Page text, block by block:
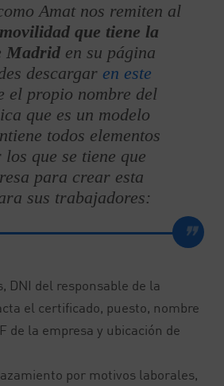
Amat nos remiten al
que tiene la
Madrid en su página
descargar en este
el propio nombre del
que es un modelo
todos elementos
que se tiene que
para crear esta
sus trabajadores:
DNI del responsable de la
el certificado, puesto, nombre
de la empresa y ubicación de
por motivos laborales,